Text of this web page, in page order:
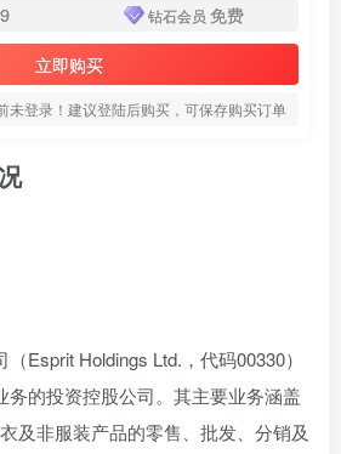
9 钻石会员 免费
立即购买
未登录！建议登陆后购买，可保存购买订单
Esprit Holdings Ltd.，代码00330）
务的投资控股公司。其主要业务涵盖
衣及非服装产品的零售、批发、分销及